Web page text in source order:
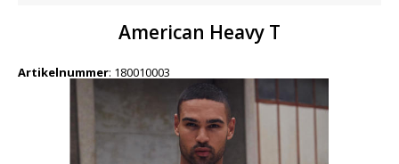
American Heavy T
Artikelnummer: 180010003